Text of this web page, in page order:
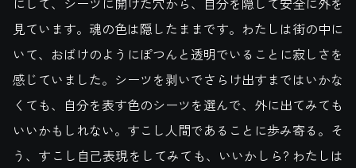
見ています。魂の色は隠したままです。わたしは街の中に
いて、おばけのようにぽつんと透明でいることに寂しさを
感じていました。シーツを剥いでさらけ出すまではいかな
くても、自分を表す色のシーツを選んで、外に出てみても
いいかもしれない。すこし人間であることに歩み寄る。そ
う、すこし自己表現をしてみても、いいかしら? わたしは